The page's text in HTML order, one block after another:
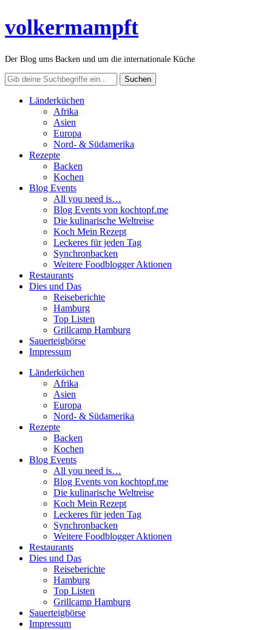
volkermampft
Der Blog ums Backen und um die internationale Küche
Länderküchen
Afrika
Asien
Europa
Nord- & Südamerika
Rezepte
Backen
Kochen
Blog Events
All you need is…
Blog Events von kochtopf.me
Die kulinarische Weltreise
Koch Mein Rezept
Leckeres für jeden Tag
Synchronbacken
Weitere Foodblogger Aktionen
Restaurants
Dies und Das
Reiseberichte
Hamburg
Top Listen
Grillcamp Hamburg
Sauerteigbörse
Impressum
Länderküchen
Afrika
Asien
Europa
Nord- & Südamerika
Rezepte
Backen
Kochen
Blog Events
All you need is…
Blog Events von kochtopf.me
Die kulinarische Weltreise
Koch Mein Rezept
Leckeres für jeden Tag
Synchronbacken
Weitere Foodblogger Aktionen
Restaurants
Dies und Das
Reiseberichte
Hamburg
Top Listen
Grillcamp Hamburg
Sauerteigbörse
Impressum